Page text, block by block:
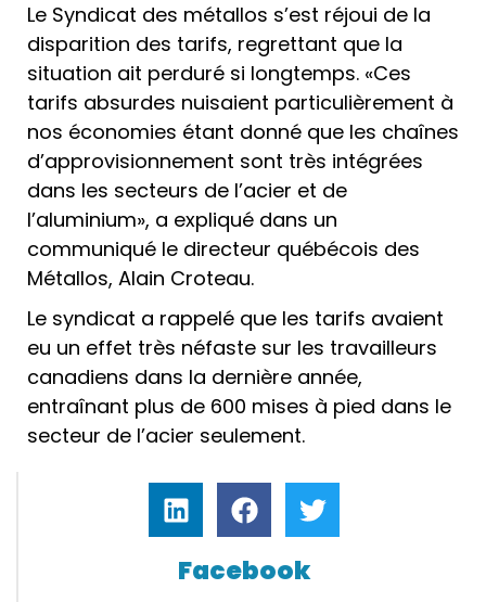
Le Syndicat des métallos s’est réjoui de la
disparition des tarifs, regrettant que la
situation ait perduré si longtemps. «Ces
tarifs absurdes nuisaient particulièrement à
nos économies étant donné que les chaînes
d’approvisionnement sont très intégrées
dans les secteurs de l’acier et de
l’aluminium», a expliqué dans un
communiqué le directeur québécois des
Métallos, Alain Croteau.
Le syndicat a rappelé que les tarifs avaient
eu un effet très néfaste sur les travailleurs
canadiens dans la dernière année,
entraînant plus de 600 mises à pied dans le
secteur de l’acier seulement.
Facebook